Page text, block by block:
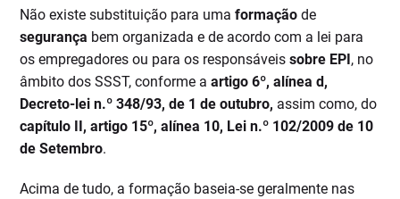
Não existe substituição para umaformação de
segurança bem organizada e de acordo com a lei para
os empregadores ou para os responsáveissobre EPI, no
âmbito dos SSST, conforme aartigo 6º, alínea d,
Decreto-lei n.º 348/93, de 1 de outubro, assim como, do
capítulo II, artigo 15º, alínea 10, Lei n.º 102/2009 de 10
de Setembro.
Acima de tudo, a formação baseia-se geralmente nas